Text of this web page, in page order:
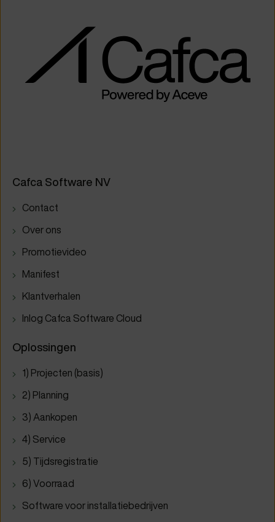
Cafca Software NV
Contact
Over ons
Promotievideo
Manifest
Klantverhalen
Inlog Cafca Software Cloud
Oplossingen
1) Projecten (basis)
2) Planning
3) Aankopen
4) Service
5) Tijdsregistratie
6) Voorraad
Software voor installatiebedrijven